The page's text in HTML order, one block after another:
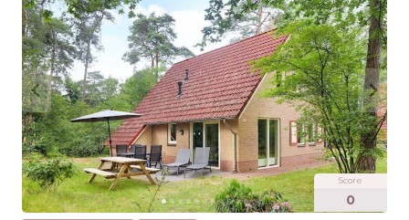
Score
0